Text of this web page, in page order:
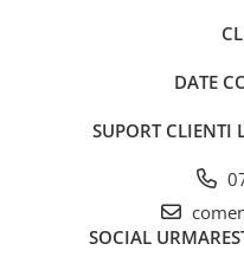
Diverse articole pentru
Cerneala si rezerva pentru
DATE
SUPORT CLIENTI
SOCIAL